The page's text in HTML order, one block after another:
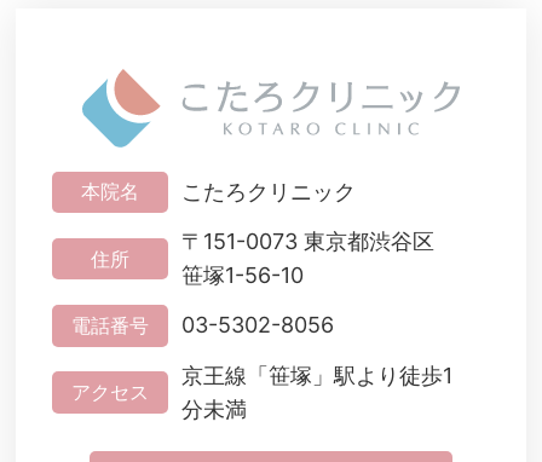
本院名 こたろクリニック
住所
〒151-0073 東京都渋谷区
笹塚1-56-10
電話番号 03-5302-8056
アクセス
京王線「笹塚」駅より徒歩1
分未満